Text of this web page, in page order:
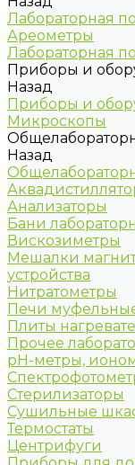
Лабораторная
Ареометры
Лабораторная
Приборы и
Назад
Приборы и
Микроскопы
Назад
Анализаторы
Бани
Вискозиметры
Мешалки
устройства
Нитратометры
Печи
Плиты
Прочее
рН-метры,
Стерилизаторы
Сушильные
Термостаты
Центрифуги